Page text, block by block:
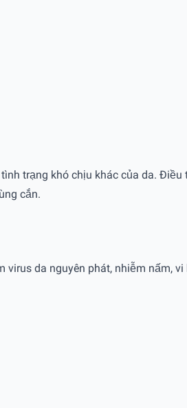
trạng khó chịu khác của da.
cắn.
da nguyên phát, nhiễm nấm, vi